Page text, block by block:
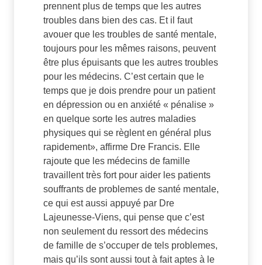
prennent plus de temps que les autres
troubles dans bien des cas. Et il faut
avouer que les troubles de santé mentale,
toujours pour les mêmes raisons, peuvent
être plus épuisants que les autres troubles
pour les médecins. C’est certain que le
temps que je dois prendre pour un patient
en dépression ou en anxiété « pénalise »
en quelque sorte les autres maladies
physiques qui se règlent en général plus
rapidement», affirme Dre Francis. Elle
rajoute que les médecins de famille
travaillent très fort pour aider les patients
souffrants de problemes de santé mentale,
ce qui est aussi appuyé par Dre
Lajeunesse-Viens, qui pense que c’est
non seulement du ressort des médecins
de famille de s’occuper de tels problemes,
mais qu’ils sont aussi tout à fait aptes à le